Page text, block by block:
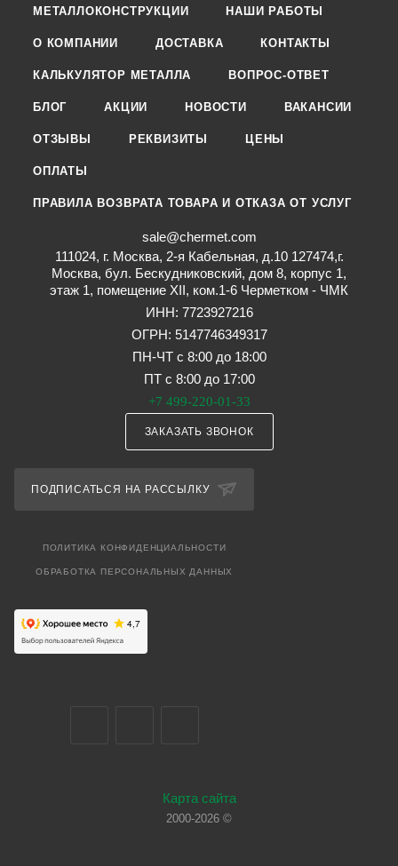
МЕТАЛЛОКОНСТРУКЦИИ НАШИ РАБОТЫ
О КОМПАНИИ ДОСТАВКА КОНТАКТЫ
КАЛЬКУЛЯТОР МЕТАЛЛА ВОПРОС-ОТВЕТ
БЛОГ АКЦИИ НОВОСТИ ВАКАНСИИ
ОТЗЫВЫ РЕКВИЗИТЫ ЦЕНЫ
ОПЛАТЫ
ПРАВИЛА ВОЗВРАТА ТОВАРА И ОТКАЗА ОТ УСЛУГ
sale@chermet.com
111024, г. Москва, 2-я Кабельная, д.10 127474,г.
Москва, бул. Бескудниковский, дом 8, корпус 1,
этаж 1, помещение XII, ком.1-6 Черметком - ЧМК
ИНН: 7723927216
ОГРН: 5147746349317
ПН-ЧТ с 8:00 до 18:00
ПТ с 8:00 до 17:00
+7 499-220-01-33
ЗАКАЗАТЬ ЗВОНОК
ПОДПИСАТЬСЯ НА РАССЫЛКУ
ПОЛИТИКА КОНФИДЕНЦИАЛЬНОСТИ
ОБРАБОТКА ПЕРСОНАЛЬНЫХ ДАННЫХ
Карта сайта
2000-2026 ©